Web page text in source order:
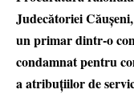
Judecătoriei
un primar dintr-o
condamnat pentru
a atribuțiilor de